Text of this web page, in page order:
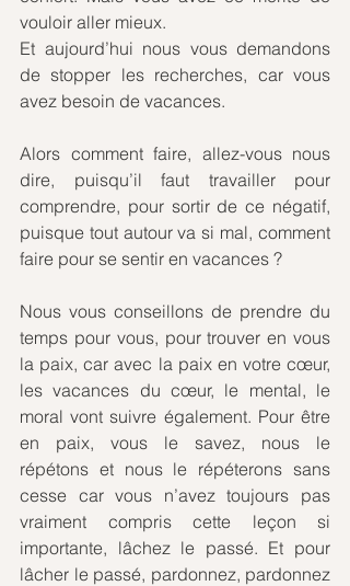
vouloir aller mieux.
Et aujourd’hui nous vous demandons
de stopper les recherches, car vous
avez besoin de vacances.
Alors comment faire, allez-vous nous
dire, puisqu’il faut travailler pour
comprendre, pour sortir de ce négatif,
puisque tout autour va si mal, comment
faire pour se sentir en vacances ?
Nous vous conseillons de prendre du
temps pour vous, pour trouver en vous
la paix, car avec la paix en votre cœur,
les vacances du cœur, le mental, le
moral vont suivre également. Pour être
en paix, vous le savez, nous le
répétons et nous le répéterons sans
cesse car vous n’avez toujours pas
vraiment compris cette leçon si
importante, lâchez le passé. Et pour
lâcher le passé, pardonnez, pardonnez